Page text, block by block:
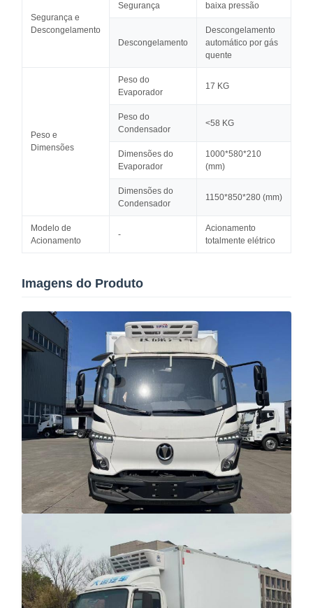
Segurança e
Descongelamento
Segurança
baixa pressão
Descongelamento
Descongelamento
automático por gás
quente
Peso e
Dimensões
Peso do
Evaporador
17 KG
Peso do
Condensador
<58 KG
Dimensões do
Evaporador
1000*580*210
(mm)
Dimensões do
Condensador
1150*850*280 (mm)
Modelo de
Acionamento
-
Acionamento
totalmente elétrico
Imagens do Produto